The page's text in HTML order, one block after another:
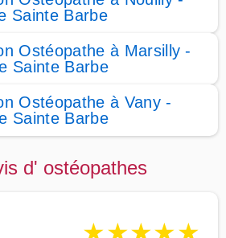
Sainte Barbe
Ostéopathe à Marsilly -
Sainte Barbe
Ostéopathe à Vany -
Sainte Barbe
d' ostéopathes